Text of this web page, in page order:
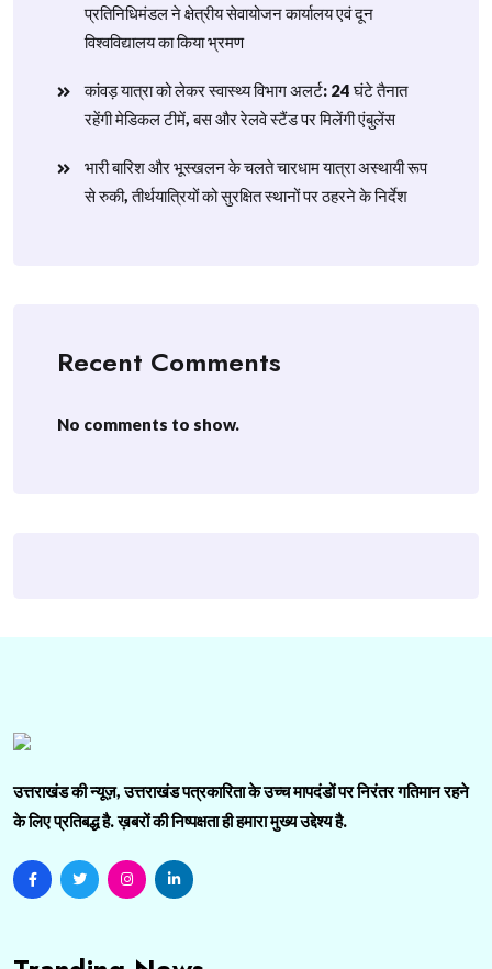
प्रतिनिधिमंडल ने क्षेत्रीय सेवायोजन कार्यालय एवं दून
विश्वविद्यालय का किया भ्रमण
​कांवड़ यात्रा को लेकर स्वास्थ्य विभाग अलर्ट: 24 घंटे तैनात
रहेंगी मेडिकल टीमें, बस और रेलवे स्टैंड पर मिलेंगी एंबुलेंस
​भारी बारिश और भूस्खलन के चलते चारधाम यात्रा अस्थायी रूप
से रुकी, तीर्थयात्रियों को सुरक्षित स्थानों पर ठहरने के निर्देश
Recent Comments
No comments to show.
उत्तराखंड की न्यूज़, उत्तराखंड पत्रकारिता के उच्च मापदंडों पर निरंतर गतिमान रहने
के लिए प्रतिबद्ध है. ख़बरों की निष्पक्षता ही हमारा मुख्य उद्देश्य है.